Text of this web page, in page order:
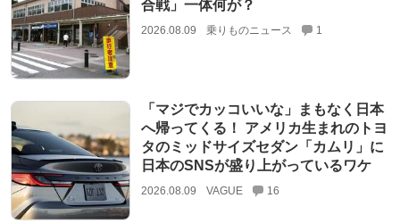
合戦」一体何が？
2026.08.09 乗りものニュース 1
「マジでカッコいいな」まもなく日本
へ帰ってくる！ アメリカ生まれのトヨ
タのミッドサイズセダン「カムリ」に
日本のSNSが盛り上がっているワケ
2026.08.09 VAGUE 16